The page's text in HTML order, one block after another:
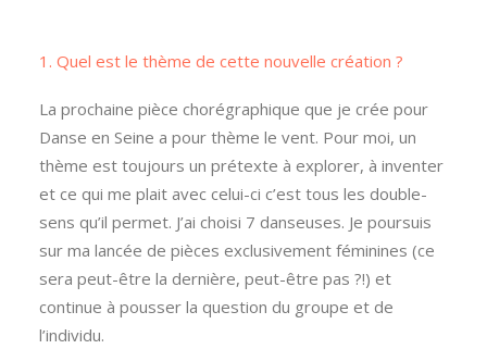
1. Quel est le thème de cette nouvelle création ?
La prochaine pièce chorégraphique que je crée pour
Danse en Seine a pour thème le vent. Pour moi, un
thème est toujours un prétexte à explorer, à inventer
et ce qui me plait avec celui-ci c’est tous les double-
sens qu’il permet. J’ai choisi 7 danseuses. Je poursuis
sur ma lancée de pièces exclusivement féminines (ce
sera peut-être la dernière, peut-être pas ?!) et
continue à pousser la question du groupe et de
l’individu.